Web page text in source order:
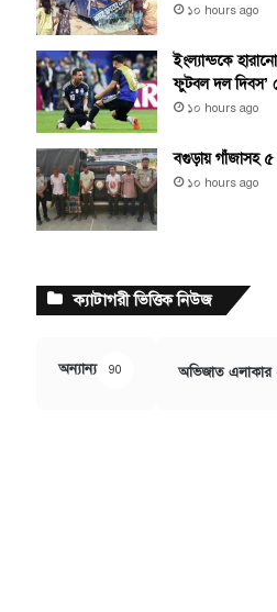
১০ hours ago
ইংল্যান্ডকে
ফুটবল দল দিবস’
১০ hours ago
বগুড়ায় গাঁজাসহ
১০ hours ago
ক্যাটাগরী ভিত্তিক নিউজ
অন্যান্য 90 অভিজাত এলাকার